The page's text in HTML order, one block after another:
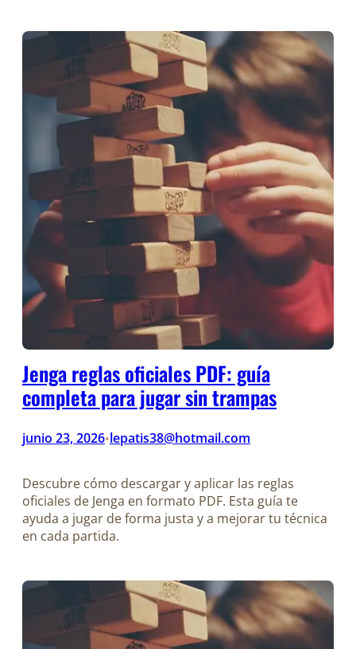
Jenga reglas oficiales PDF: guía
completa para jugar sin trampas
junio 23, 2026•lepatis38@hotmail.com
Descubre cómo descargar y aplicar las reglas
oficiales de Jenga en formato PDF. Esta guía te
ayuda a jugar de forma justa y a mejorar tu técnica
en cada partida.